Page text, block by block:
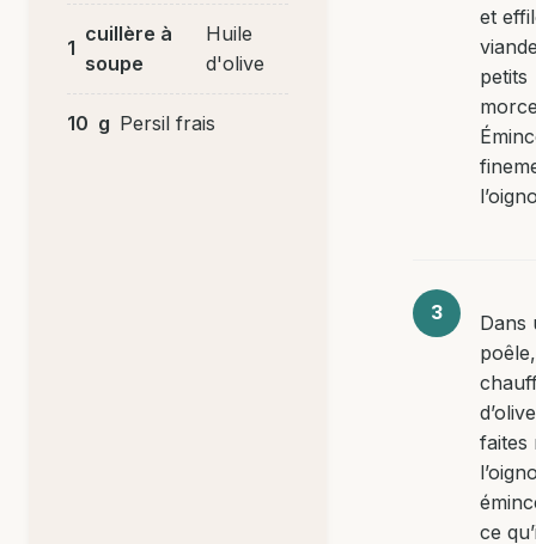
1
cuillère à
soupe
Huile
d'olive
10 g Persil frais
et
petits
Dans
poêle,
faites
ce